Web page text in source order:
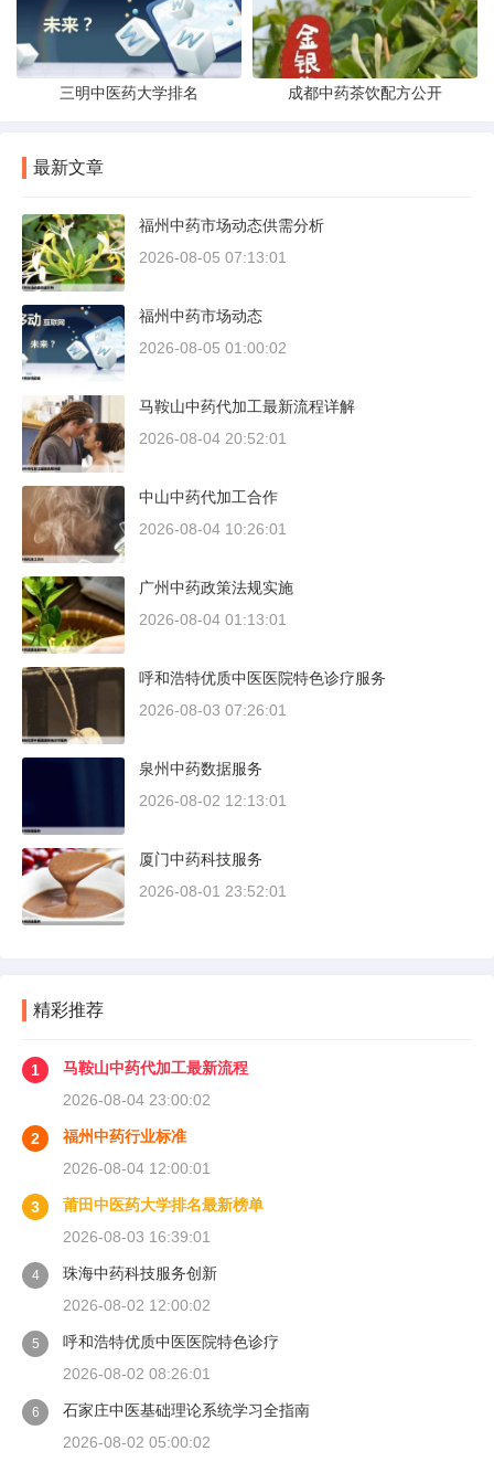
三明中医药大学排名 成都中药茶饮配方公开
最新文章
福州中药市场动态供需分析
2026-08-05 07:13:01
福州中药市场动态
2026-08-05 01:00:02
马鞍山中药代加工最新流程详解
2026-08-04 20:52:01
中山中药代加工合作
2026-08-04 10:26:01
广州中药政策法规实施
2026-08-04 01:13:01
呼和浩特优质中医医院特色诊疗服务
2026-08-03 07:26:01
泉州中药数据服务
2026-08-02 12:13:01
厦门中药科技服务
2026-08-01 23:52:01
精彩推荐
1
马鞍山中药代加工最新流程
2026-08-04 23:00:02
2
福州中药行业标准
2026-08-04 12:00:01
3
莆田中医药大学排名最新榜单
2026-08-03 16:39:01
4
珠海中药科技服务创新
2026-08-02 12:00:02
5
呼和浩特优质中医医院特色诊疗
2026-08-02 08:26:01
6
石家庄中医基础理论系统学习全指南
2026-08-02 05:00:02